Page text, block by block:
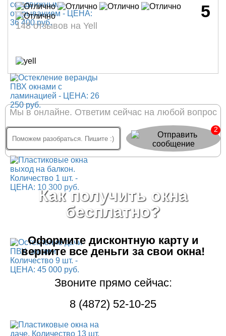
5
148 отзывов на Yell
Мы в онлайне. Ответим сейчас на любой вопрос
2
Как получить окна
бесплатно?
Оформите дисконтную картуи
верните все деньги за свои окна!
Звоните прямо сейчас:
8 (4872) 52-10-25